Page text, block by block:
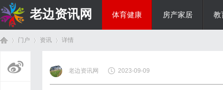
老边资讯网 体育健康 房产家居 教
门户 资讯
›
详情
老边资讯网 2023-09-09